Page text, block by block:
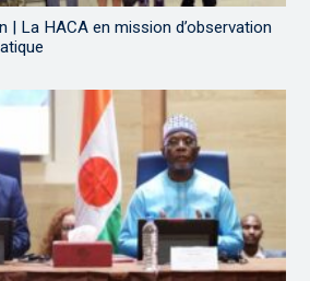
| La HACA en mission d’observation